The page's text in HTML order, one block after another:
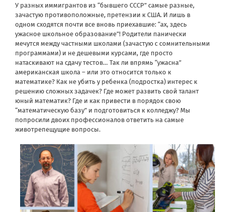
У разных иммигрантов из “бывшего СССР” самые разные,
зачастую противоположные, претензии к США. И лишь в
одном сходятся почти все вновь приехавшие: “ах, здесь
ужасное школьное образование”! Родители панически
мечутся между частными школами (зачастую с сомнительными
программами) и не дешевыми курсами, где просто
натаскивают на сдачу тестов… Так ли впрямь “ужасна”
американская школа – или это относится только к
математике? Как не убить у ребенка (подростка) интерес к
решению сложных задачек? Где может развить свой талант
юный математик? Где и как привести в порядок свою
“математическую базу” и подготовиться к колледжу? Мы
попросили двоих профессионалов ответить на самые
животрепещущие вопросы.